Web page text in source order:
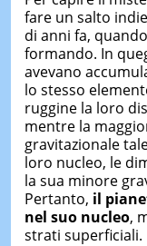
fare un salto
di anni fa,
formando. In
avevano
lo stesso
ruggine la loro
mentre la
gravitazionale
loro nucleo, le
la sua minore
Pertanto, il
nel suo nucleo,
strati superficiali.